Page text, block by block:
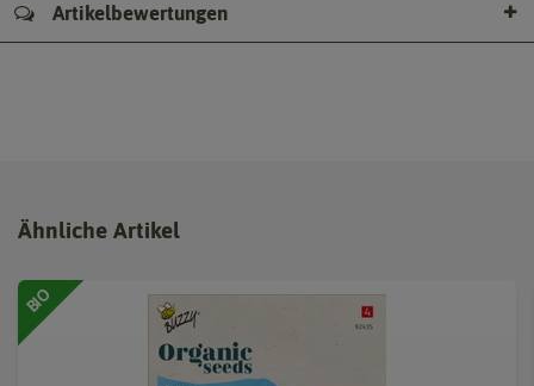
Artikelbewertungen
Ähnliche Artikel
BIO